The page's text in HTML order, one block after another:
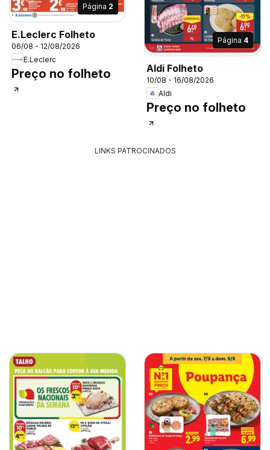
Página 2
E.Leclerc Folheto
06/08 - 12/08/2026
E.Leclerc
Preço no folheto
Página 4
Aldi Folheto
10/08 - 16/08/2026
Aldi
Preço no folheto
LINKS PATROCINADOS